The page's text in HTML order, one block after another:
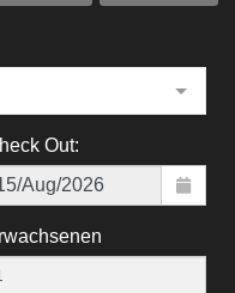
Out: